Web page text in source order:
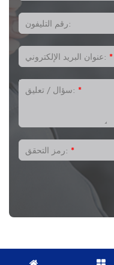
رقم التليفون:
عنوان البريد الإلكتروني: *
سؤال / تعليق: *
رمز التحقق: *